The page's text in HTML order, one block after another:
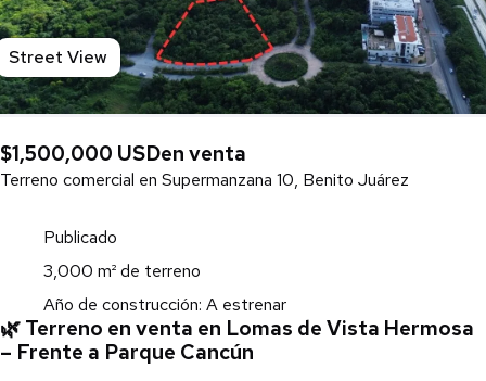
Street View
$1,500,000 USDen venta
Terreno comercial en Supermanzana 10, Benito Juárez
Publicado
3,000 m² de terreno
Año de construcción: A estrenar
🌿 Terreno en venta en Lomas de Vista Hermosa
– Frente a Parque Cancún